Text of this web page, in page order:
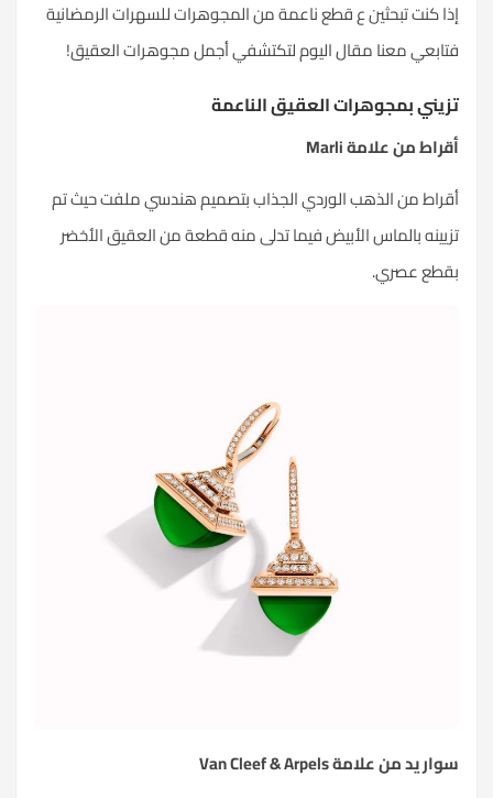
إذا كنت تبحثين ع قطع ناعمة من المجوهرات للسهرات الرمضانية
فتابعي معنا مقال اليوم لتكتشفي أجمل مجوهرات العقيق!
تزيني بمجوهرات العقيق الناعمة
أقراط من علامةMarli
أقراط من الذهب الوردي الجذاب بتصميم هندسي ملفت حيث تم
تزيينه بالماس الأبيض فيما تدلى منه قطعة من العقيق الأخضر
بقطع عصري.
سوار يد من علامةVan Cleef & Arpels